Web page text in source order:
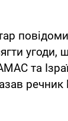
угоди,
та